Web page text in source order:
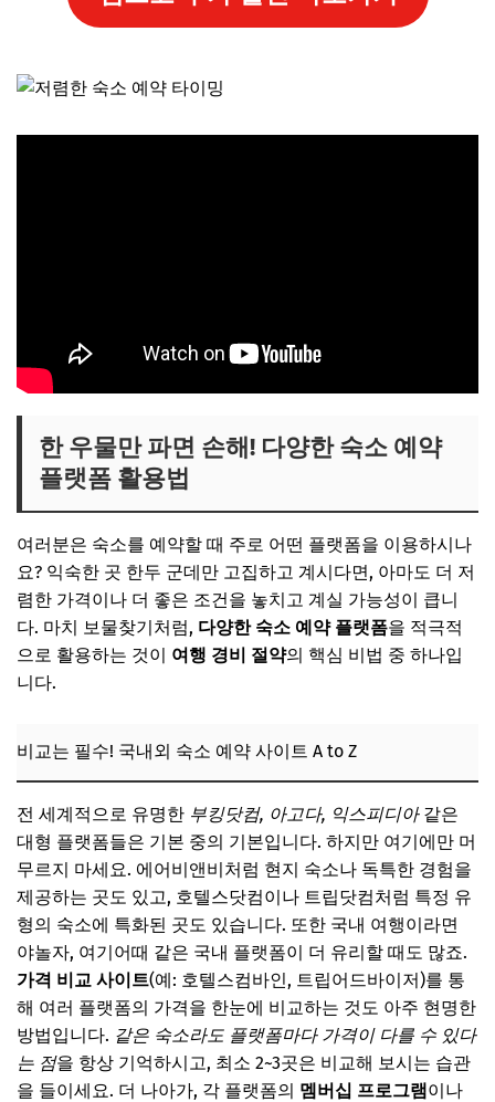
한 우물만 파면 손해! 다양한 숙소 예약
플랫폼 활용법
여러분은 숙소를 예약할 때 주로 어떤 플랫폼을 이용하시나
요? 익숙한 곳 한두 군데만 고집하고 계시다면, 아마도 더 저
렴한 가격이나 더 좋은 조건을 놓치고 계실 가능성이 큽니
다. 마치 보물찾기처럼, 다양한 숙소 예약 플랫폼을 적극적
으로 활용하는 것이 여행 경비 절약의 핵심 비법 중 하나입
니다.
비교는 필수! 국내외 숙소 예약 사이트 A to Z
전 세계적으로 유명한 부킹닷컴, 아고다, 익스피디아같은
대형 플랫폼들은 기본 중의 기본입니다. 하지만 여기에만 머
무르지 마세요. 에어비앤비처럼 현지 숙소나 독특한 경험을
제공하는 곳도 있고, 호텔스닷컴이나 트립닷컴처럼 특정 유
형의 숙소에 특화된 곳도 있습니다. 또한 국내 여행이라면
야놀자, 여기어때 같은 국내 플랫폼이 더 유리할 때도 많죠.
가격 비교 사이트(예: 호텔스컴바인, 트립어드바이저)를 통
해 여러 플랫폼의 가격을 한눈에 비교하는 것도 아주 현명한
방법입니다. 같은 숙소라도 플랫폼마다 가격이 다를 수 있다
는 점을 항상 기억하시고, 최소 2~3곳은 비교해 보시는 습관
을 들이세요. 더 나아가, 각 플랫폼의 멤버십 프로그램이나